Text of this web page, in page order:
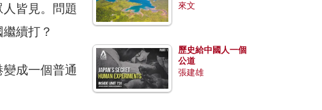
皆見。問題
續打？
成一個普通
來文
歷史給中國人一個
公道
張建雄